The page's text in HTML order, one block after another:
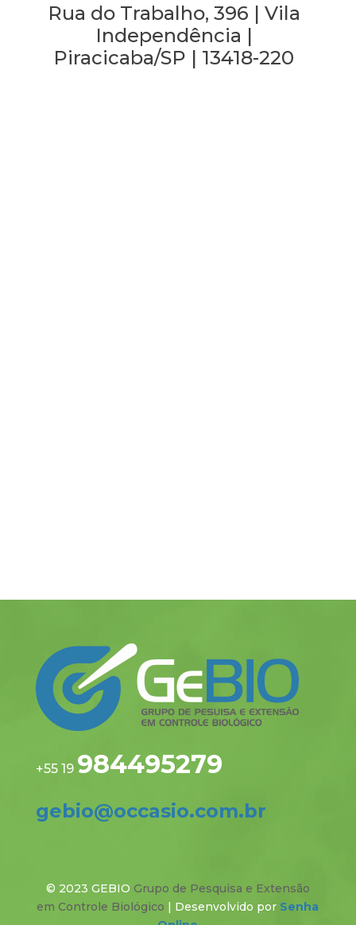
Rua do Trabalho, 396 | Vila
Independência |
Piracicaba/SP | 13418-220
+55 19 984495279
gebio@occasio.com.br
© 2023 GEBIO Grupo de Pesquisa e Extensão
em Controle Biológico | Desenvolvido por Senha